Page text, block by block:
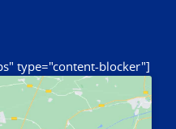
type="content-blocker"]